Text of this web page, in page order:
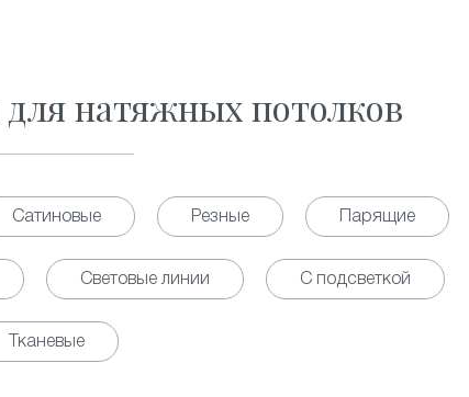
натяжных потолков
Сатиновые Резные Парящие
Световые линии С подсветкой
Тканевые